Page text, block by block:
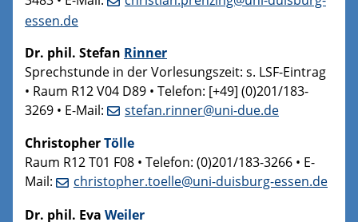
essen.de
Dr. phil. Stefan Rinner
Sprechstunde in der Vorlesungszeit: s. LSF-Eintrag
• Raum R12 V04 D89 • Telefon: [+49] (0)201/183-
3269 • E-Mail:
stefan.rinner@uni-due.de
ChristopherTölle
Raum R12 T01 F08 • Telefon: (0)201/183-3266 • E-
Mail:
christopher.toelle@uni-duisburg-essen.de
Dr. phil. Eva Weiler